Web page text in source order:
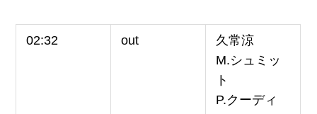
02:32 out
久常涼
M.シュミッ
ト
P.クーディ